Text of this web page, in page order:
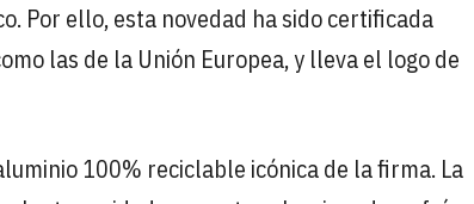
Por ello, esta novedad ha sido certificada
las de la Unión Europea, y lleva el logo de
100% reciclable icónica de la firma. La